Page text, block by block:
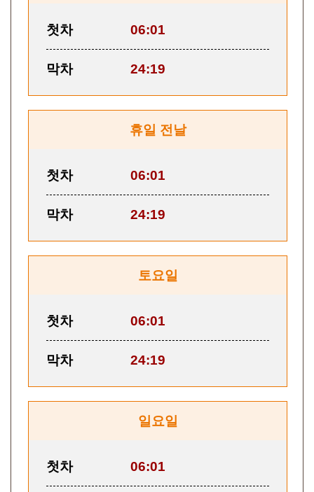
첫차 06:01
막차 24:19
휴일 전날
첫차 06:01
막차 24:19
토요일
첫차 06:01
막차 24:19
일요일
첫차 06:01